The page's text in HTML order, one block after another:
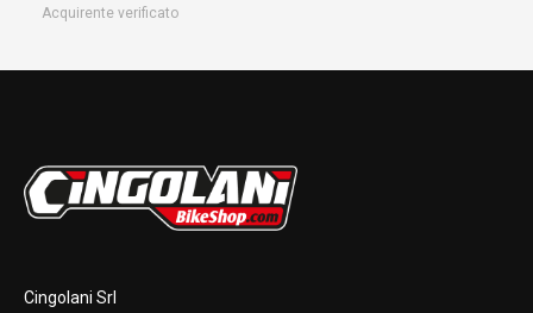
Acquirente verificato
Cingolani Srl